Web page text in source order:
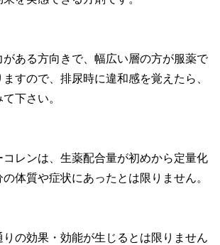
がある方向きで、幅広い層の方が服薬で
すので、排尿時に違和感を覚えたら、
下さい。
レンは、生薬配合量が初めから定量化
体質や症状にあったとは限りません。
りの効果・効能が生じるとは限りません